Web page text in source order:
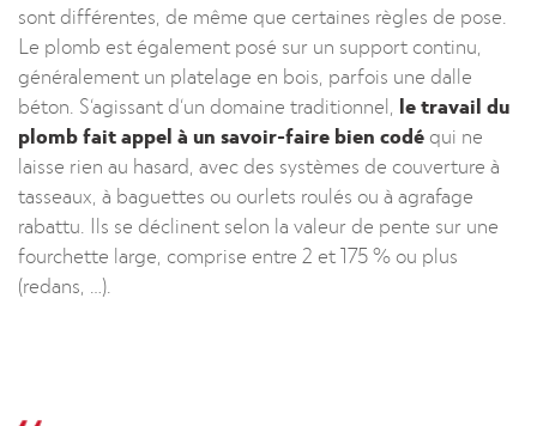
sont différentes, de même que certaines règles de pose.
Le plomb est également posé sur un support continu,
généralement un platelage en bois, parfois une dalle
béton. S’agissant d’un domaine traditionnel, le travail du
plomb fait appel à un savoir-faire bien codé qui ne
laisse rien au hasard, avec des systèmes de couverture à
tasseaux, à baguettes ou ourlets roulés ou à agrafage
rabattu. Ils se déclinent selon la valeur de pente sur une
fourchette large, comprise entre 2 et 175 % ou plus
(redans, …).